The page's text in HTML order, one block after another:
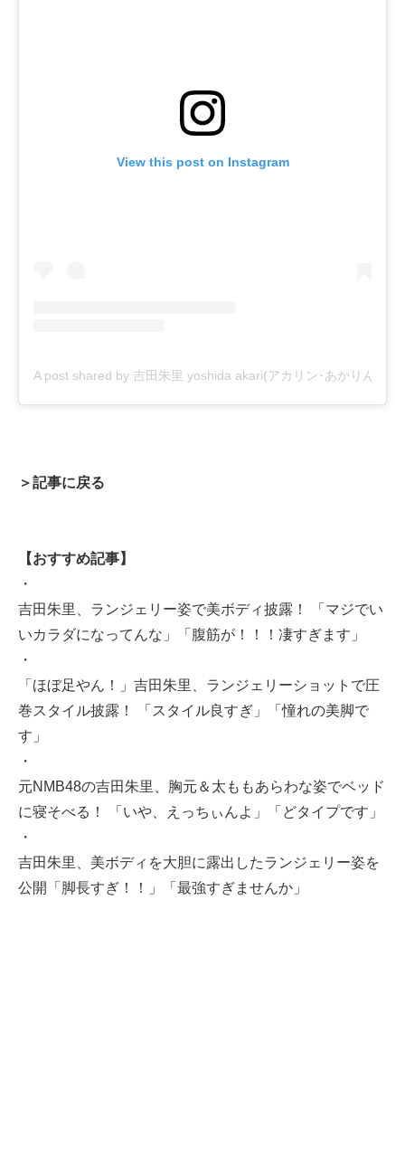
View this post on Instagram
A post shared by 吉田朱里 yoshida akari(アカリン･あかりん)
＞記事に戻る
【おすすめ記事】
・
吉田朱里、ランジェリー姿で美ボディ披露！ 「マジでい
いカラダになってんな」「腹筋が！！！凄すぎます」
・
「ほぼ足やん！」吉田朱里、ランジェリーショットで圧
巻スタイル披露！ 「スタイル良すぎ」「憧れの美脚で
す」
・
元NMB48の吉田朱里、胸元＆太ももあらわな姿でベッド
に寝そべる！ 「いや、えっちぃんよ」「どタイプです」
・
吉田朱里、美ボディを大胆に露出したランジェリー姿を
公開「脚長すぎ！！」「最強すぎませんか」